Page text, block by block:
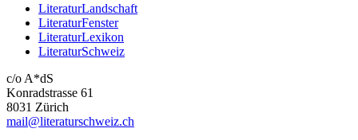
LiteraturLandschaft
LiteraturFenster
LiteraturLexikon
LiteraturSchweiz
c/o A*dS
Konradstrasse 61
8031 Zürich
mail@literaturschweiz.ch